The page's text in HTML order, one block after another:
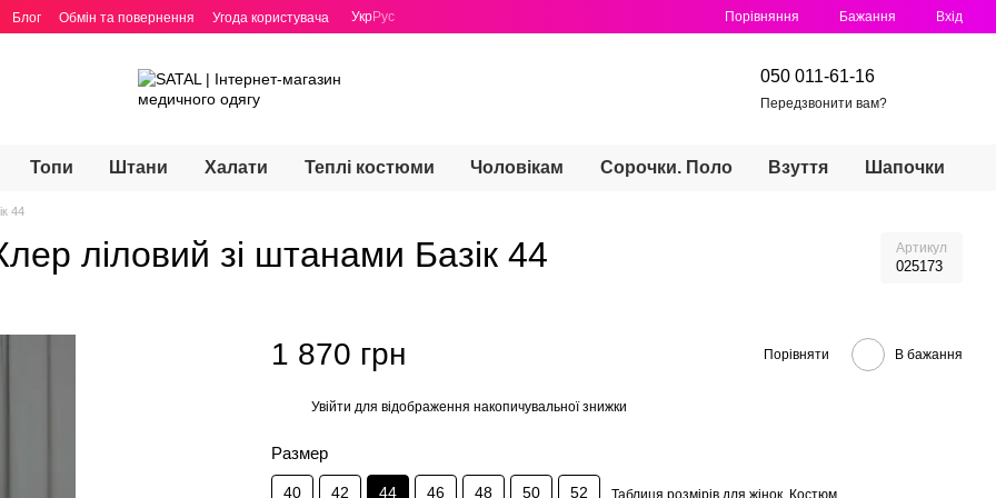
Блог Обмін та повернення Угода користувача УкрРус Порівняння Бажання Вхід
050 011-61-16
Передзвонити вам?
Топи Штани Халати Теплі костюми Чоловікам Сорочки. Поло Взуття Шапочки
44
ліловий зі штанами Базік 44 Артикул
025173
1 870 грн Порівняти В бажання
Увійти для відображення накопичувальної знижки
Размер
40 42 44 46 48 50 52 Таблиця розмірів для жінок. Костюм